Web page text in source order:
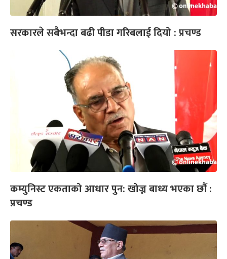
सरकारले सबैभन्दा बढी पीडा गरिबलाई दियो : प्रचण्ड
कम्युनिस्ट एकताको आधार पुन: खोज्न बाध्य भएका छौं :
प्रचण्ड